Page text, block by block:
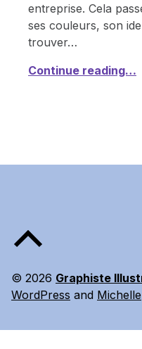
entreprise. Cela
ses couleurs, son
trouver…
Continue reading…
© 2026 Graphiste
WordPress and Michelle